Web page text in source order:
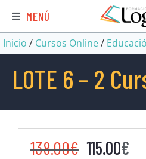
MENÚ
Inicio / Cursos Online/
LOTE 6 – 2
138.00€ 115.00€